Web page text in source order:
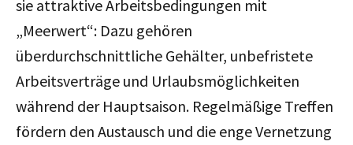
sie attraktive Arbeitsbedingungen mit
„Meerwert“: Dazu gehören
überdurchschnittliche Gehälter, unbefristete
Arbeitsverträge und Urlaubsmöglichkeiten
während der Hauptsaison. Regelmäßige Treffen
fördern den Austausch und die enge Vernetzung